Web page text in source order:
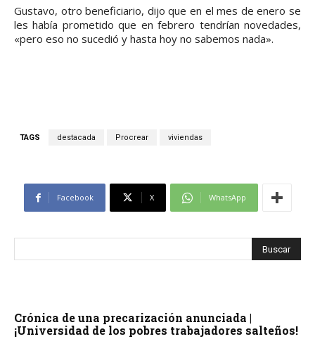
Gustavo, otro beneficiario, dijo que en el mes de enero se
les había prometido que en febrero tendrían novedades,
«pero eso no sucedió y hasta hoy no sabemos nada».
TAGS destacada Procrear viviendas
Facebook X WhatsApp
Crónica de una precarización anunciada |
¡Universidad de los pobres trabajadores salteños!